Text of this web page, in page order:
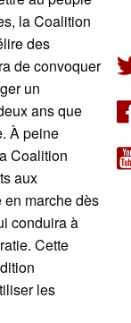
la Coalition
des
de convoquer
un
ans que
À peine
Coalition
aux
marche dès
conduira à
Cette
les